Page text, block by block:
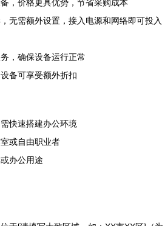
，价格更具优势，节省采购成本
无需额外设置，接入电源和网络即可投入
，确保设备运行正常
备可享受额外折扣
快速搭建办公环境
或自由职业者
办公用途